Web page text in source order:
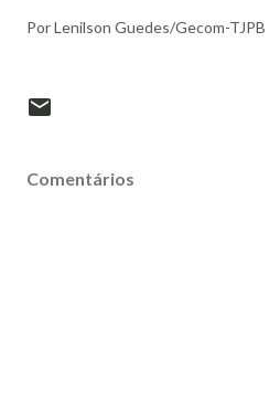
Por Lenilson Guedes/Gecom-TJPB
Comentários